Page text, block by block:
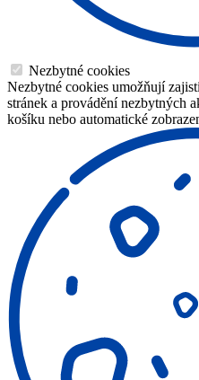
Nezbytné cookies
Nezbytné cookies umožňují
stránek a provádění nezbytných
košíku nebo automatické